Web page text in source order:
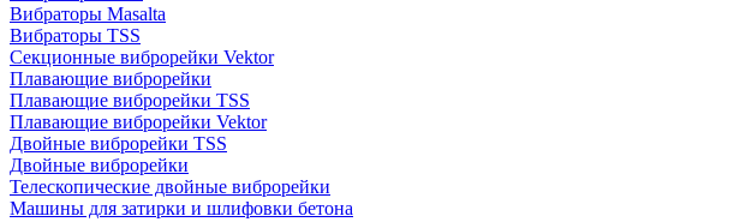
Вибраторы Masalta
Вибраторы TSS
Секционные виброрейки Vektor
Плавающие виброрейки
Плавающие виброрейки TSS
Плавающие виброрейки Vektor
Двойные виброрейки TSS
Двойные виброрейки
Телескопические двойные виброрейки
Машины для затирки и шлифовки бетона